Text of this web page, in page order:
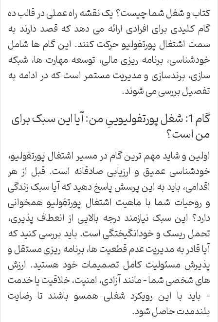
کتاب و شغل شما چیست؟ یک نقشه راه عملی در قالب ده
گام کلیدی برای افرادی ارائه می دهد که قصد دارند به
سمت اشتغال پورتفولیو حرکت کنند. این گام ها شامل
خودشناسی، برنامه ریزی مالی، توسعه مهارت ها، شبکه
سازی، برندسازی و مدیریت مستمر است که در ادامه به
تفصیل بررسی می شوند.
گام 1: شغل پورتفولیوییِ من: آیا این سبک برای
من است؟
اولین و شاید مهم ترین گام در مسیر اشتغال پورتفولیو،
خودشناسی عمیق و ارزیابی صادقانه است. قبل از هر
اقدامی، باید به این پرسش پاسخ دهید که آیا سبک زندگی
و روحیات شما با ماهیت اشتغال پورتفولیو همخوانی
دارد؟ این سبک نیازمند درجه بالایی از انعطاف پذیری،
تحمل ریسک و خودانگیختگی است. باید بررسی کنید که
آیا قادر به مدیریت عدم قطعیت ها، برنامه ریزی مستقل و
پذیرش مسئولیت کامل تصمیمات خود هستید. ارزش
های شخصی شما – مانند آزادی، امنیت، خلاقیت یا خدمت
– باید با این رویکرد شغلی همسو باشند تا رضایت
بلندمدت حاصل شود.